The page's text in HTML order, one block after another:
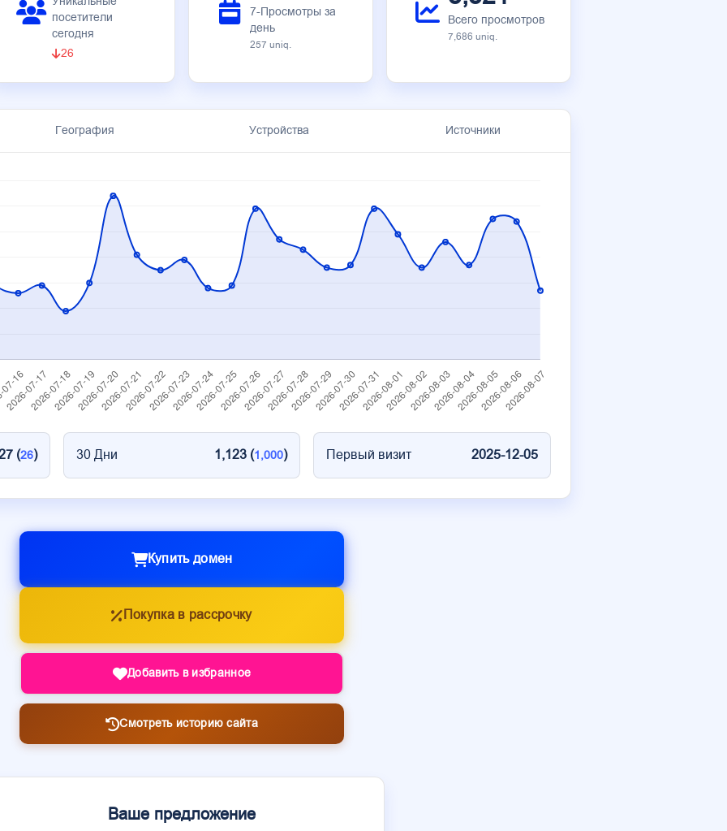
посетители
сегодня
26
7-Просмотры за
день
257 uniq.
Всего просмотров
7,686 uniq.
География Устройства Источники
(26) 30 Дни 1,123 (1,000) Первый визит 2025-12-05
Купить домен
Покупка в рассрочку
Добавить в избранное
Смотреть историю сайта
Ваше предложение